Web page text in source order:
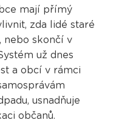
mají přímý
zda lidé staré
nebo skončí v
už dnes
a obcí v rámci
usnadňuje
občanů.